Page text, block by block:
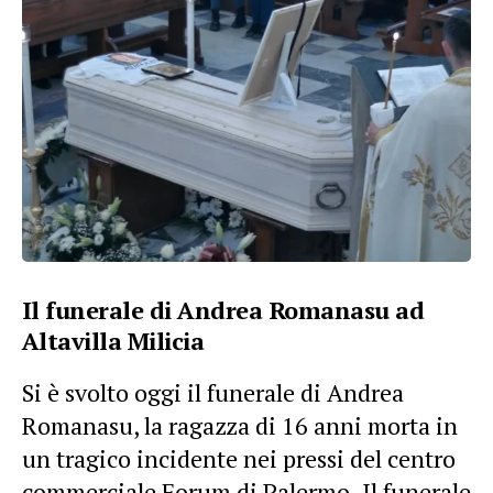
Il funerale di Andrea Romanasu ad
Altavilla Milicia
Si è svolto oggi il funerale di Andrea
Romanasu, la ragazza di 16 anni morta in
un tragico incidente nei pressi del centro